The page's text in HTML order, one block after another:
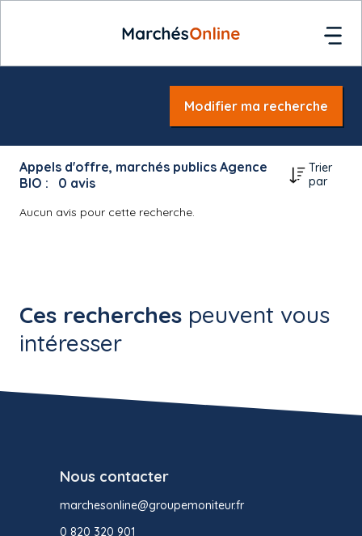
Modifier ma recherche
Appels d'offre, marchés publics Agence
BIO :
0 avis
Trier
par
Aucun avis pour cette recherche.
Ces recherches peuvent vous
intéresser
Nous contacter
marchesonline@groupemoniteur.fr
0 820 320 901